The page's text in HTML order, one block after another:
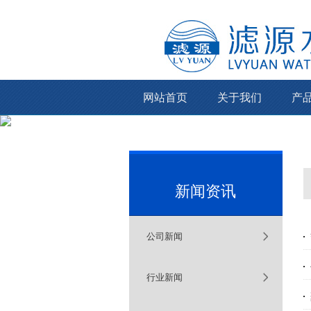
网站首页 关于我们 产
新闻资讯
公司新闻
行业新闻